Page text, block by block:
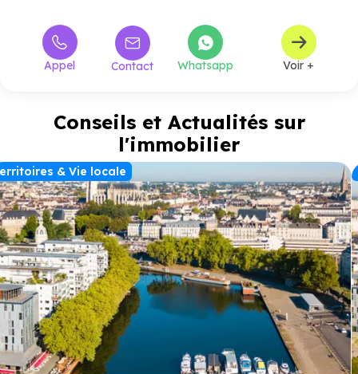
Appel Contact Whatsapp Voir +
Conseils et Actualités sur
l'immobilier
& Vie locale